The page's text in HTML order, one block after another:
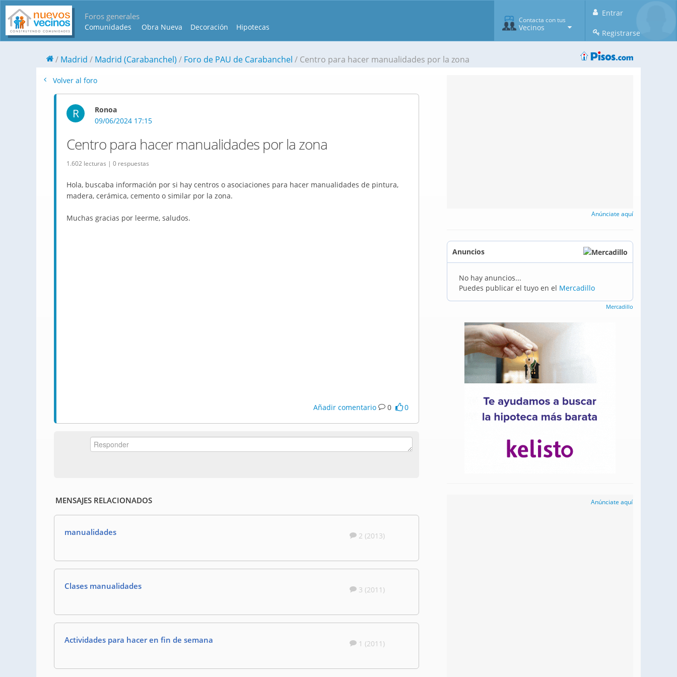
Foros generales
Comunidades Obra Nueva Decoración Hipotecas
Entrar
Registrarse
Contacta con tus
Vecinos
Madrid Madrid (Carabanchel) Foro de PAU de Carabanchel Centro para hacer manualidades por la zona
Volver al foro
R
Ronoa
09/06/2024 17:15
Centro para hacer manualidades por la zona
1.602 lecturas | 0 respuestas
Hola, buscaba información por si hay centros o asociaciones para hacer manualidades de pintura,
madera, cerámica, cemento o similar por la zona.
Muchas gracias por leerme, saludos.
Añadir comentario 0 0
MENSAJES RELACIONADOS
manualidades 2 (2013)
Clases manualidades 3 (2011)
Actividades para hacer en fin de semana 1 (2011)
Anúnciate aquí
Anuncios
No hay anuncios...
Puedes publicar el tuyo en el Mercadillo
Mercadillo
Anúnciate aquí